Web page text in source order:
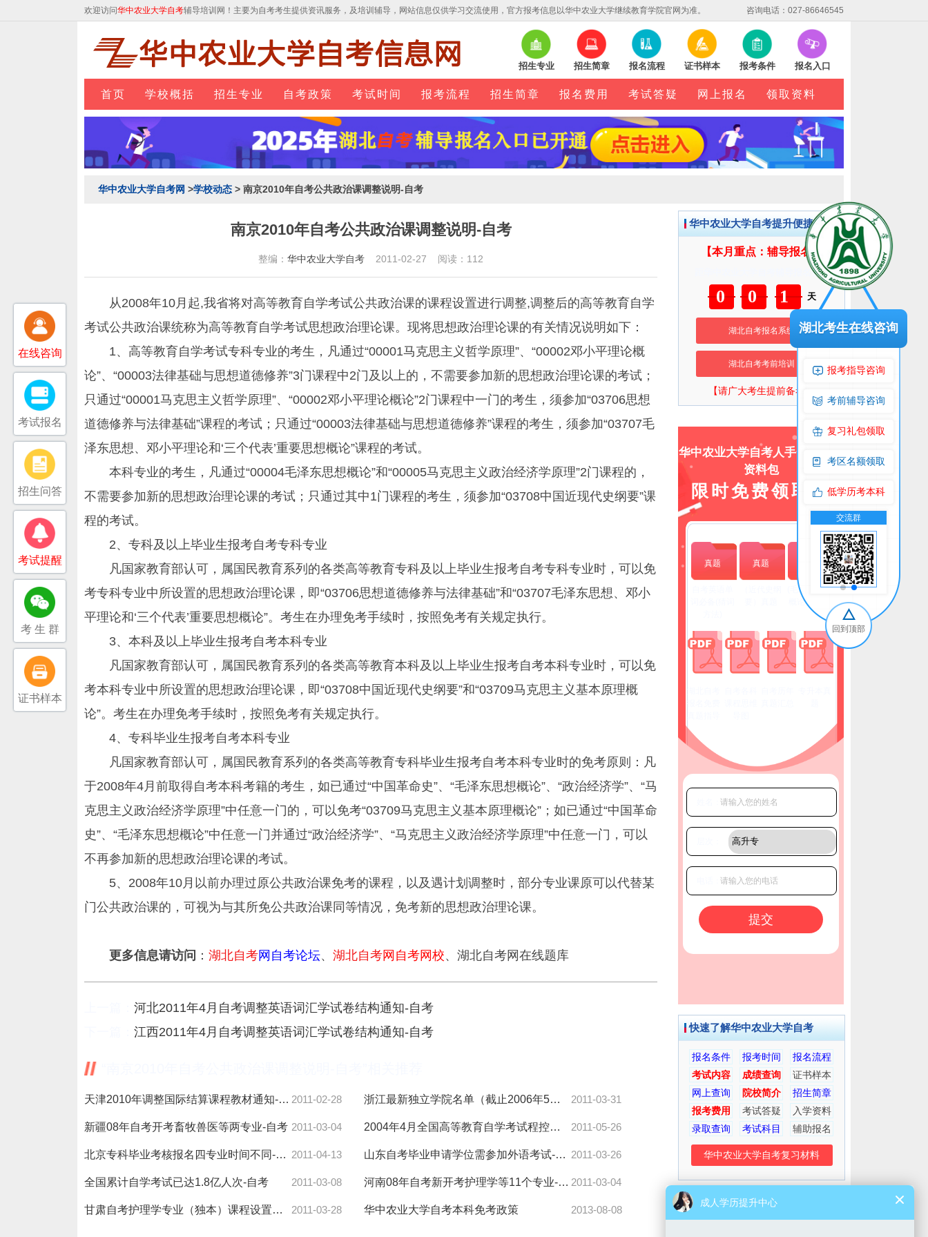
欢迎访问华中农业大学自考辅导培训网！主要为自考考生提供资讯服务，及培训辅导，网站信息仅供学习交流使用，官方报考信息以华中农业大学继续教育学院官网为准。 咨询电话：027-86646545
招生专业 招生简章 报名流程 证书样本 报考条件 报名入口
首页 学校概括 招生专业 自考政策 考试时间 报考流程 招生简章 报名费用 考试答疑 网上报名 领取资料
华中农业大学自考网 >学校动态 > 南京2010年自考公共政治课调整说明-自考
南京2010年自考公共政治课调整说明-自考
整编： 华中农业大学自考 2011-02-27 阅读：112
从2008年10月起,我省将对高等教育自学考试公共政治课的课程设置进行调整,调整后的高等教育自学
考试公共政治课统称为高等教育自学考试思想政治理论课。现将思想政治理论课的有关情况说明如下：
1、高等教育自学考试专科专业的考生，凡通过“00001马克思主义哲学原理”、“00002邓小平理论概
论”、“00003法律基础与思想道德修养”3门课程中2门及以上的，不需要参加新的思想政治理论课的考试；
只通过“00001马克思主义哲学原理”、“00002邓小平理论概论”2门课程中一门的考生，须参加“03706思想
道德修养与法律基础”课程的考试；只通过“00003法律基础与思想道德修养”课程的考生，须参加“03707毛
泽东思想、邓小平理论和‘三个代表’重要思想概论”课程的考试。
本科专业的考生，凡通过“00004毛泽东思想概论”和“00005马克思主义政治经济学原理”2门课程的，
不需要参加新的思想政治理论课的考试；只通过其中1门课程的考生，须参加“03708中国近现代史纲要”课
程的考试。
2、专科及以上毕业生报考自考专科专业
凡国家教育部认可，属国民教育系列的各类高等教育专科及以上毕业生报考自考专科专业时，可以免
考专科专业中所设置的思想政治理论课，即“03706思想道德修养与法律基础”和“03707毛泽东思想、邓小
平理论和‘三个代表’重要思想概论”。考生在办理免考手续时，按照免考有关规定执行。
3、本科及以上毕业生报考自考本科专业
凡国家教育部认可，属国民教育系列的各类高等教育本科及以上毕业生报考自考本科专业时，可以免
考本科专业中所设置的思想政治理论课，即“03708中国近现代史纲要”和“03709马克思主义基本原理概
论”。考生在办理免考手续时，按照免考有关规定执行。
4、专科毕业生报考自考本科专业
凡国家教育部认可，属国民教育系列的各类高等教育专科毕业生报考自考本科专业时的免考原则：凡
于2008年4月前取得自考本科考籍的考生，如已通过“中国革命史”、“毛泽东思想概论”、“政治经济学”、“马
克思主义政治经济学原理”中任意一门的，可以免考“03709马克思主义基本原理概论”；如已通过“中国革命
史”、“毛泽东思想概论”中任意一门并通过“政治经济学”、“马克思主义政治经济学原理”中任意一门，可以
不再参加新的思想政治理论课的考试。
5、2008年10月以前办理过原公共政治课免考的课程，以及遇计划调整时，部分专业课原可以代替某
门公共政治课的，可视为与其所免公共政治课同等情况，免考新的思想政治理论课。
更多信息请访问 ： 湖北自考网自考论坛、 湖北自考网自考网校、湖北自考网在线题库
河北2011年4月自考调整英语词汇学试卷结构通知-自考
江西2011年4月自考调整英语词汇学试卷结构通知-自考
天津2010年调整国际结算课程教材通知-自考 2011-02-28 浙江最新独立学院名单（截止2006年5月26日）-自考 2011-03-31
新疆08年自考开考畜牧兽医等两专业-自考 2011-03-04 2004年4月全国高等教育自学考试程控交换与宽带交换试题 2011-05-26
北京专科毕业考核报名四专业时间不同-自考 2011-04-13 山东自考毕业申请学位需参加外语考试-自考 2011-03-26
全国累计自学考试已达1.8亿人次-自考 2011-03-08 河南08年自考新开考护理学等11个专业-自考 2011-03-04
甘肃自考护理学专业（独本）课程设置及学分表-自考 2011-03-28 华中农业大学自考本科免考政策 2013-08-08
华中农业大学自考提升便捷服务
【本月重点：辅导报名】
距华中农业大学自考辅导报名截止
001天
湖北自考报名系统
湖北自考考前培训
【请广大考生提前备考】
华中农业大学自考人手一份上岸
资料包
限时免费领取！
真题 真题
(毛泽东思想
概论）真题
报名免费
姓名：
电话：
快速了解华中农业大学自考
报名条件 报考时间
报名流程
考试内容
成绩查询
证书样本
网上查询
院校简介
招生简章
报考费用
考试答疑
入学资料
录取查询
考试科目 辅助报名
华中农业大学自考复习材料
考生交流群
在线咨询
考试报名
招生问答
考试提醒
考 生 群
证书样本
湖北考生在线咨询
报考指导咨询
考前辅导咨询
复习礼包领取
考区名额领取
低学历考本科
交流群 交流群
回到顶部